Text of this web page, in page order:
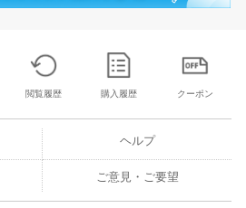
閲覧履歴 購入履歴 クーポン
ヘルプ
ご意見・ご要望